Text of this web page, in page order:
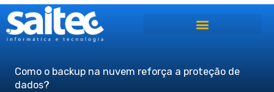
Ir
para
Como o backup na nuvem reforça a proteção de
dados?